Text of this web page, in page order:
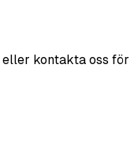
eller kontakta oss för